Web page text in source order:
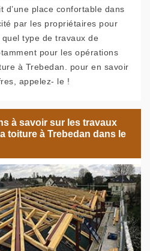
d’une place confortable dans
par les propriétaires pour
quel type de travaux de
pour les opérations
à Trebedan. pour en savoir
appelez- le !
à savoir sur les travaux
toiture à Trebedan dans le